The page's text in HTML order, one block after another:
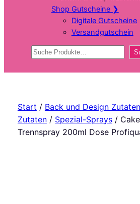
Shop Gutscheine ❯
Digitale Gutscheine
Versandgutschein
Suchen
Start / Back und Design Zutaten
Zutaten/ Spezial-Sprays/ Cake
Trennspray 200ml Dose